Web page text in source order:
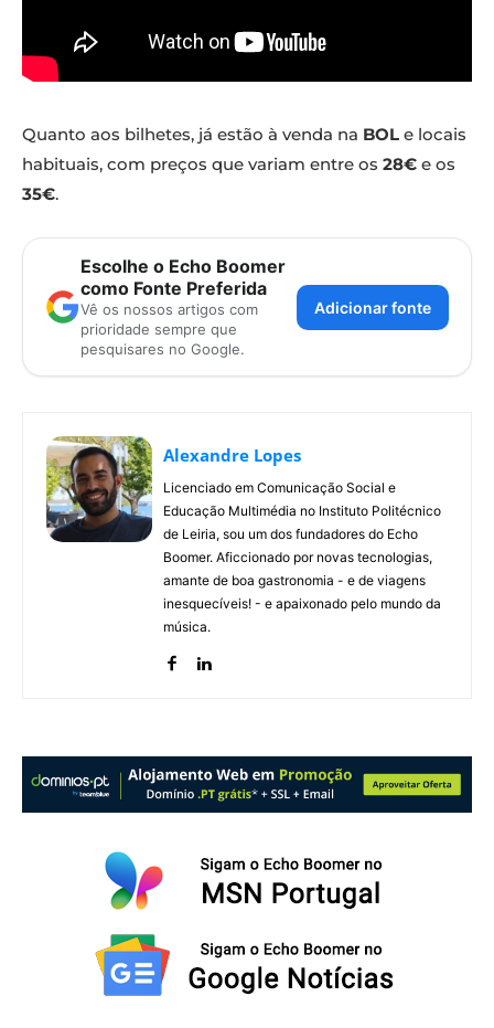
Quanto aos bilhetes, já estão à venda na BOL e locais
habituais, com preços que variam entre os 28€ e os
35€.
Escolhe o Echo Boomer
como Fonte Preferida
Vê os nossos artigos com
prioridade sempre que
pesquisares no Google.
Adicionar fonte
Alexandre Lopes
Licenciado em Comunicação Social e
Educação Multimédia no Instituto Politécnico
de Leiria, sou um dos fundadores do Echo
Boomer. Aficcionado por novas tecnologias,
amante de boa gastronomia - e de viagens
inesquecíveis! - e apaixonado pelo mundo da
música.